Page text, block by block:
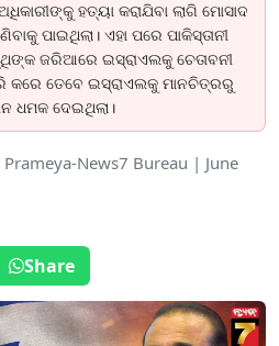
ହତ୍ୟା କରାଯିବା ଲାଗି ମୋସାଦ
ପାଇଥିଲା। ଏହା ପରେ ପାକିସ୍ତାନୀ
ଜରିଆରେ ଇସ୍ରାଏଲକୁ ଚେତାବନୀ
କରେ ତେବେ ଇସ୍ରାଏଲକୁ ମାନଚିତ୍ରରୁ
ଧମକ ଦେଇଥିଲା।
Prameya-News7 Bureau | June
Share